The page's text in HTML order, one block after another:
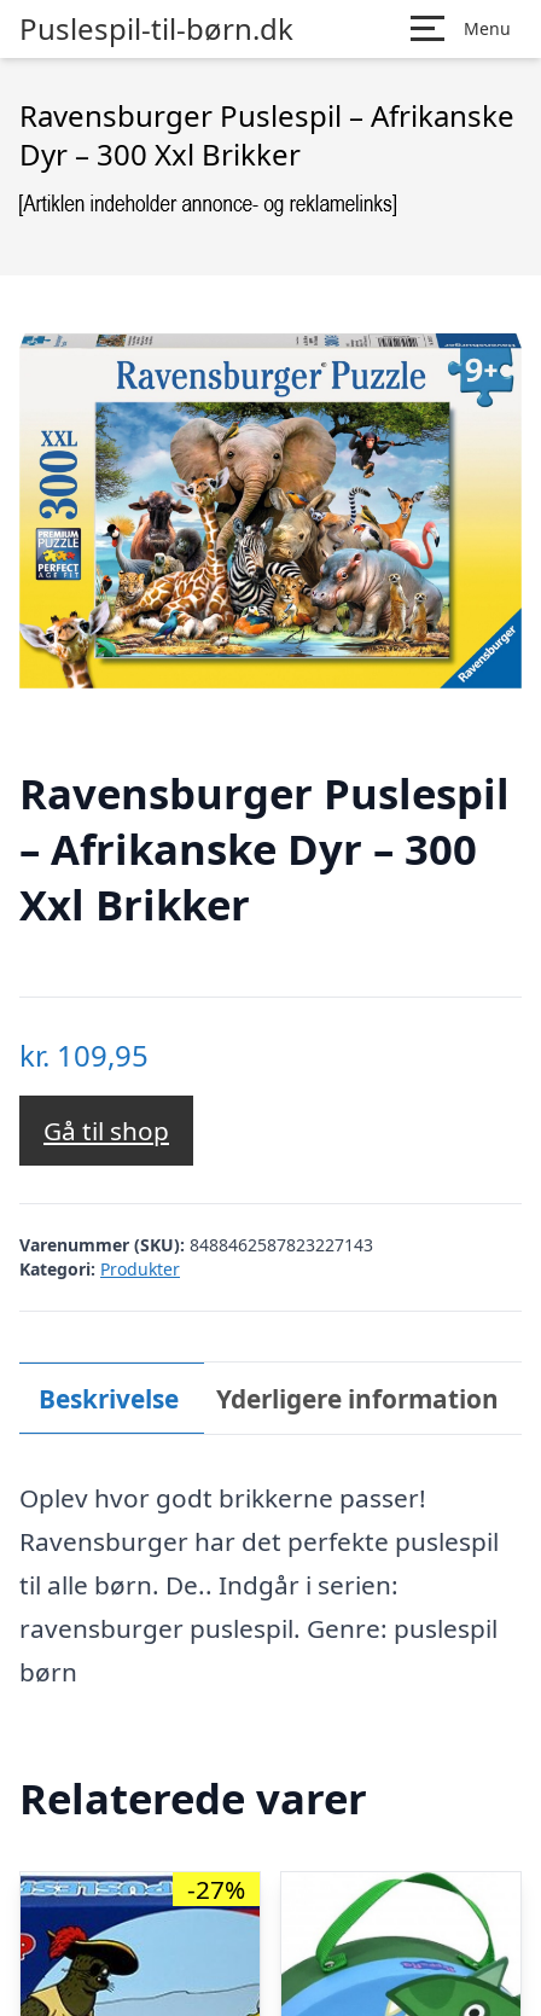
Puslespil-til-børn.dk Menu
Ravensburger Puslespil – Afrikanske
Dyr – 300 Xxl Brikker
Ravensburger Puslespil
– Afrikanske Dyr – 300
Xxl Brikker
kr. 109,95
Gå til shop
Varenummer (SKU): 8488462587823227143
Kategori: Produkter
Beskrivelse Yderligere information
Oplev hvor godt brikkerne passer!
Ravensburger har det perfekte puslespil
til alle børn. De.. Indgår i serien:
ravensburger puslespil. Genre: puslespil
børn
Relaterede varer
-27%